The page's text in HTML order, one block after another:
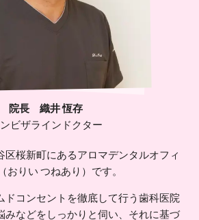
院長 織井 恆存
ビザラインドクター
区桜新町にあるアロマデンタルオフィ
おりい つねあり）です。
ドコンセントを徹底して行う歯科医院
みなどをしっかりと伺い、それに基づ